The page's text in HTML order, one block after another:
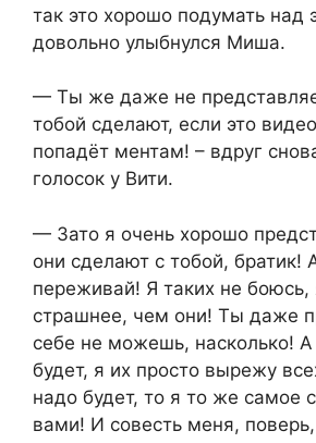
так это хорошо подумать над
довольно улыбнулся Миша.
— Ты же даже не
тобой сделают, если это
попадёт ментам! – вдруг
голосок у Вити.
— Зато я очень хорошо
они сделают с тобой, братик!
переживай! Я таких не боюсь,
страшнее, чем они! Ты даже
себе не можешь, насколько!
будет, я их просто вырежу
надо будет, то я то же самое
вами! И совесть меня,